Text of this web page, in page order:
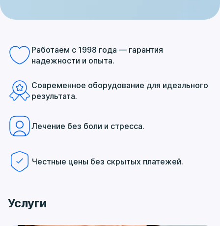
Работаем с 1998 года — гарантия
надежности и опыта.
Современное оборудование для идеального
результата.
Лечение без боли и стресса.
Честные цены без скрытых платежей.
Услуги